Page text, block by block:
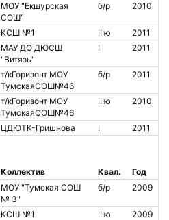
МОУ "Екшурская
СОШ"
б/р 2010
КСШ №1 IIIю
2011
МАУ ДО ДЮСШ
"Витязь"
I 2011
т/кГоризонт МОУ
ТумскаяСОШ№46
б/р 2011
т/кГоризонт МОУ
ТумскаяСОШ№46
IIIю 2010
ЦДЮТК-Гришнова I 2011
Коллектив Квал.
Год
МОУ "Тумская СОШ
№ 3"
б/р 2009
КСШ №1 IIIю 2009